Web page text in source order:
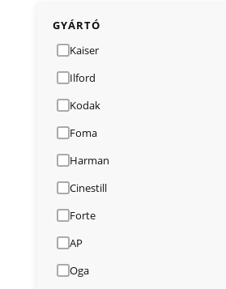
GYÁRTÓ
Kaiser
Ilford
Kodak
Foma
Harman
Cinestill
Forte
AP
Oga